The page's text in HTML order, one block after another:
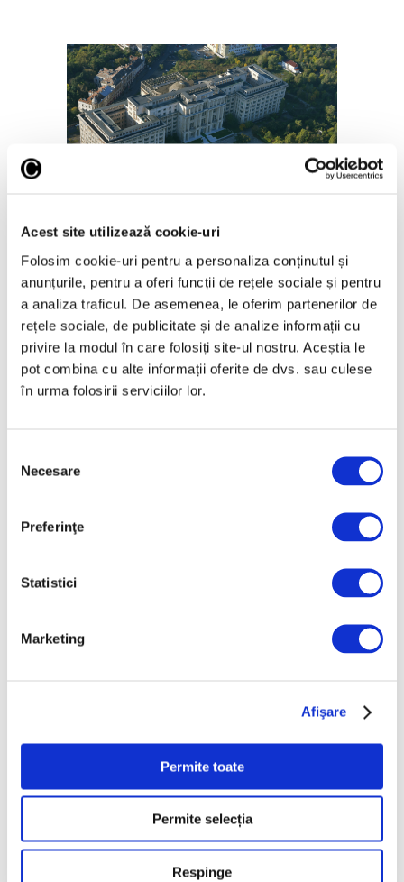
Acest site utilizează cookie-uri
Folosim cookie-uri pentru a personaliza conținutul și
anunțurile, pentru a oferi funcții de rețele sociale și pentru
a analiza traficul. De asemenea, le oferim partenerilor de
rețele sociale, de publicitate și de analize informații cu
privire la modul în care folosiți site-ul nostru. Aceștia le
pot combina cu alte informații oferite de dvs. sau culese
în urma folosirii serviciilor lor.
consimțământului
Necesare
Preferinţe
Statistici
Marketing
Afişare
Permite toate
Permite selecția
Respinge
6 August 2026
Articole recente
Reinterpretare
Categorii
Artǎ